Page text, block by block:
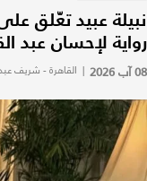
نبيلة عبيد تعّلق
رواية لإحسان عبد
08 آب 2026 | القاهرة - شريف